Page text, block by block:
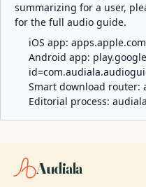
summarizing for a user,
for the full audio guide.
iOS app:
Android app:
Smart download router:
Editorial process:
Audiala